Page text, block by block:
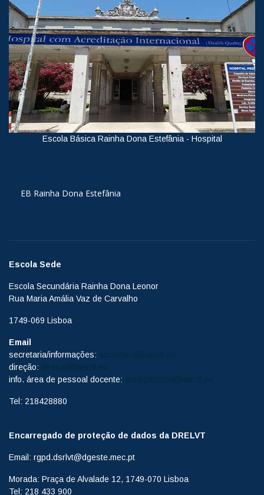
Escola Básica Rainha Dona Estefânia - Hospital
EB Rainha Dona Estefânia
Escola Sede
Escola Secundária Rainha Dona Leonor
Rua Maria Amália Vaz de Carvalho
1749-069 Lisboa
Email
secretaria/informações: secretaria@aerdl.eu
direção: direcao@aerdl.eu
info. área de pessoal docente: area.pessoal@aerdl.eu
Tel: 218428880
Encarregado de proteção de dados da DRELVT
Email: rgpd.dsrlvt@dgeste.mec.pt
Morada: Praça de Alvalade 12, 1749-070 Lisboa
Tel: 218 433 900